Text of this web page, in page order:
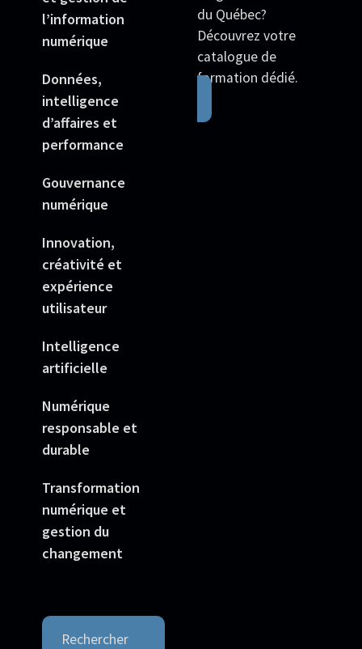
l’information
numérique
Données,
intelligence
d’affaires et
performance
Gouvernance
numérique
Innovation,
créativité et
expérience
utilisateur
Intelligence
artificielle
Numérique
responsable et
durable
Transformation
numérique et
gestion du
changement
Rechercher
du Québec?
Découvrez votre
catalogue de
formation dédié.